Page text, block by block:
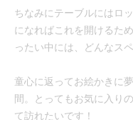
ちなみにテーブルにはロ
になればこれを開けるた
ったい中には、どんなス
童心に返ってお絵かきに
間。とってもお気に入り
て訪れたいです！